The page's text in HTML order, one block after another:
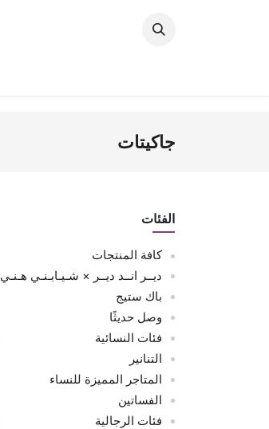
جاكيتات
الفئات
كافة المنتجات
ديــر انــد ديــر × شـيـابـنـي هـنـي
باك ستيج
وصل حديثًا
فئات النسائية
التنانير
المتاجر المميزة للنساء
الفساتين
فئات الرجالية